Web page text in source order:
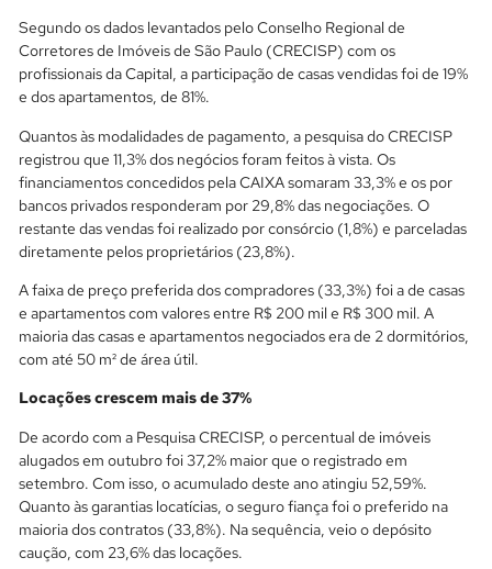
Segundo os dados levantados pelo Conselho Regional de
Corretores de Imóveis de São Paulo (CRECISP) com os
profissionais da Capital, a participação de casas vendidas foi de 19%
e dos apartamentos, de 81%.
Quantos às modalidades de pagamento, a pesquisa do CRECISP
registrou que 11,3% dos negócios foram feitos à vista. Os
financiamentos concedidos pela CAIXA somaram 33,3% e os por
bancos privados responderam por 29,8% das negociações. O
restante das vendas foi realizado por consórcio (1,8%) e parceladas
diretamente pelos proprietários (23,8%).
A faixa de preço preferida dos compradores (33,3%) foi a de casas
e apartamentos com valores entre R$ 200 mil e R$ 300 mil. A
maioria das casas e apartamentos negociados era de 2 dormitórios,
com até 50 m² de área útil.
Locações crescem mais de 37%
De acordo com a Pesquisa CRECISP, o percentual de imóveis
alugados em outubro foi 37,2% maior que o registrado em
setembro. Com isso, o acumulado deste ano atingiu 52,59%.
Quanto às garantias locatícias, o seguro fiança foi o preferido na
maioria dos contratos (33,8%). Na sequência, veio o depósito
caução, com 23,6% das locações.